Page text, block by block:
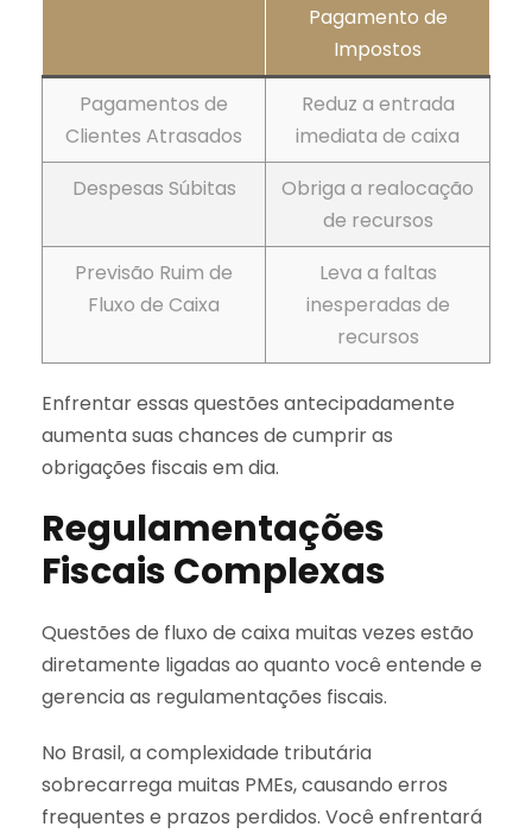
Pagamento de
Impostos
Pagamentos de
Clientes Atrasados
Reduz a entrada
imediata de caixa
Despesas Súbitas
Obriga a realocação
de recursos
Previsão Ruim de
Fluxo de Caixa
Leva a faltas
inesperadas de
recursos
Enfrentar essas questões antecipadamente
aumenta suas chances de cumprir as
obrigações fiscais em dia.
Regulamentações
Fiscais Complexas
Questões de fluxo de caixa muitas vezes estão
diretamente ligadas ao quanto você entende e
gerencia as regulamentações fiscais.
No Brasil, a complexidade tributária
sobrecarrega muitas PMEs, causando erros
frequentes e prazos perdidos. Você enfrentará